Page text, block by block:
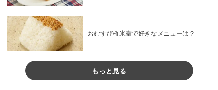
おむすび権米衛で好きなメニューは？
もっと見る